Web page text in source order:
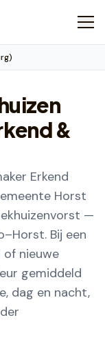
&
Erkend
Horst
—
Bij een
of nieuwe
gemiddeld
dag en nacht,